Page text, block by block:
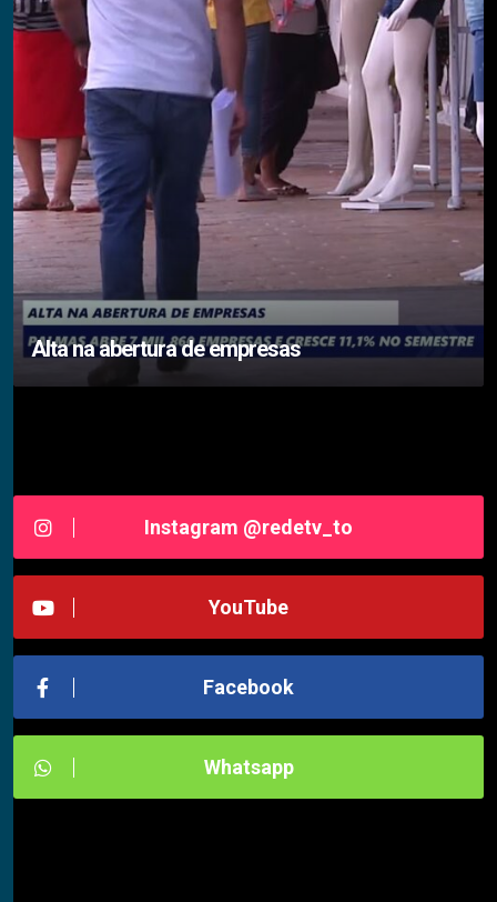
Alta na abertura de empresas
Instagram @redetv_to
YouTube
Facebook
Whatsapp